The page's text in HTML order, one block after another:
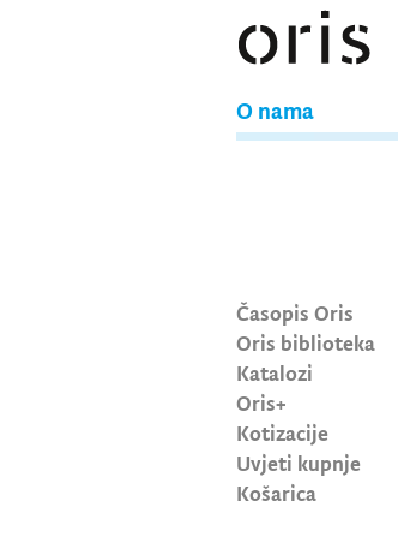
O nama
Časopis Oris
Oris biblioteka
Katalozi
Oris+
Kotizacije
Uvjeti kupnje
Košarica